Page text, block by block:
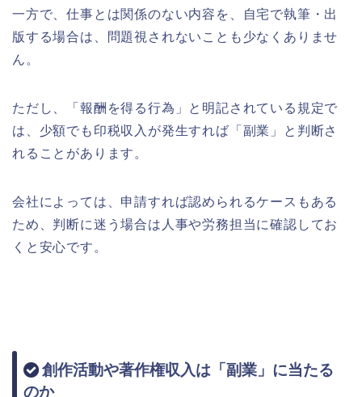
一方で、仕事とは関係のない内容を、自宅で執筆・出
版する場合は、問題視されないことも少なくありませ
ん。
ただし、「報酬を得る行為」と明記されている規定で
は、少額でも印税収入が発生すれば「副業」と判断さ
れることがあります。
会社によっては、申請すれば認められるケースもある
ため、判断に迷う場合は人事や労務担当に確認してお
くと安心です。
創作活動や著作権収入は「副業」に当たる
のか